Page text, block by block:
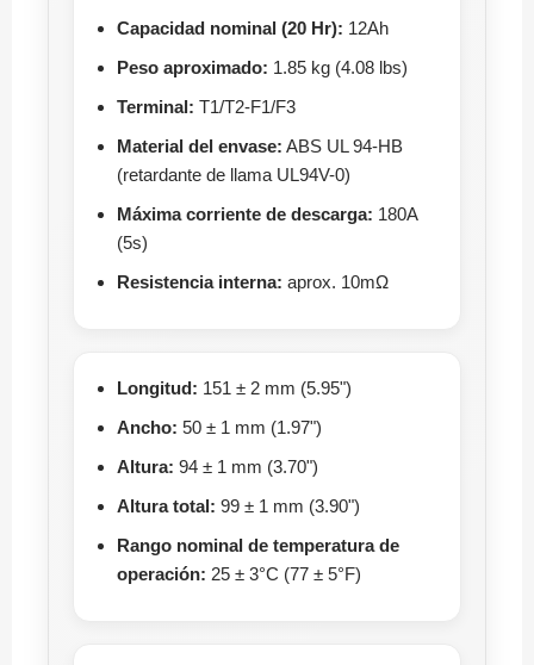
Capacidad nominal (20 Hr): 12Ah
Peso aproximado: 1.85 kg (4.08 lbs)
Terminal: T1/T2-F1/F3
Material del envase: ABS UL 94-HB
(retardante de llama UL94V-0)
Máxima corriente de descarga: 180A
(5s)
Resistencia interna: aprox. 10mΩ
Longitud: 151 ± 2 mm (5.95")
Ancho: 50 ± 1 mm (1.97")
Altura: 94 ± 1 mm (3.70")
Altura total: 99 ± 1 mm (3.90")
Rango nominal de temperatura de
operación: 25 ± 3°C (77 ± 5°F)